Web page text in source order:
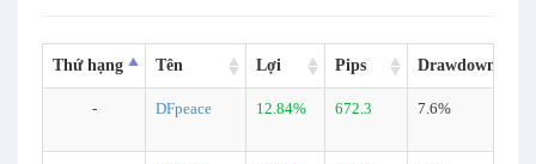
Thứ hạng Tên Lợi Pips Drawdown
- DFpeace 12.84% 672.3 7.6%